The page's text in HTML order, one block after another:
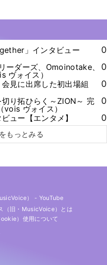
」インタビュー
0
ーダーズ、Omoinotake、
ヴォイス）
0
会見に出席した初出場組
0
切り拓ひらく～ZION～ 完
ヴォイス）
0
ュー【エンタメ】 0
もっとみる
） - YouTube
（旧・MusicVoice）とは
）使用について